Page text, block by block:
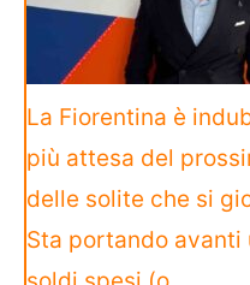
La Fiorentina è
più attesa del
delle solite che si
Sta portando avanti